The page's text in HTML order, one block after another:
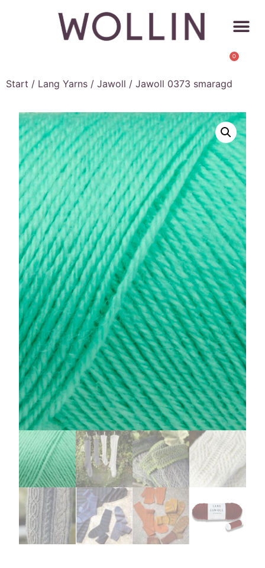
0
Start / Lang Yarns / Jawoll / Jawoll 0373 smaragd